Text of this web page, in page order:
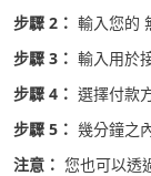
步驟 2： 輸入您的
步驟 3： 輸入用於
步驟 4： 選擇付款
步驟 5： 幾分鐘之
注意： 您也可以透